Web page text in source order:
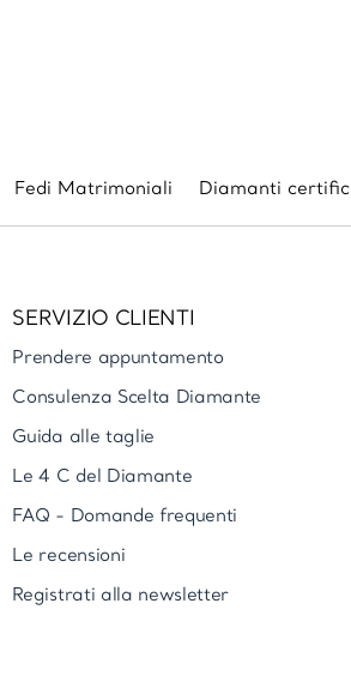
Fedi Matrimoniali Diamanti
SERVIZIO CLIENTI
Prendere appuntamento
Consulenza Scelta Diamante
Guida alle taglie
Le 4 C del Diamante
FAQ - Domande frequenti
Le recensioni
Registrati alla newsletter